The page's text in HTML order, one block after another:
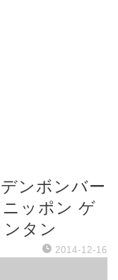
ンボンバー
ッポン ゲ
タン
2014-12-16